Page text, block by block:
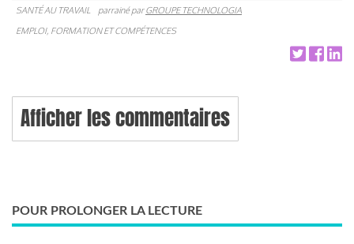
SANTÉ AU TRAVAIL parrainé parGROUPE TECHNOLOGIA
EMPLOI, FORMATION ET COMPÉTENCES
Afficher les commentaires
POUR PROLONGER LA LECTURE